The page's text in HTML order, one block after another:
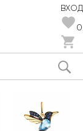
ВХОД
0